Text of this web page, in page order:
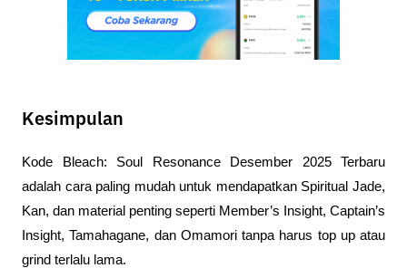
Kesimpulan
Kode Bleach: Soul Resonance Desember 2025 Terbaru
adalah cara paling mudah untuk mendapatkan Spiritual Jade,
Kan, dan material penting seperti Member’s Insight, Captain’s
Insight, Tamahagane, dan Omamori tanpa harus top up atau
grind terlalu lama.